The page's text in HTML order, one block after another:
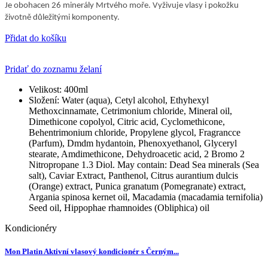
Je obohacen 26 minerály Mrtvého moře. Vyživuje vlasy i pokožku
životně důležitými komponenty.
Přidat do košíku
Pridať do zoznamu želaní
Velikost: 400ml
Složení: Water (aqua), Cetyl alcohol, Ethyhexyl
Methoxcinnamate, Cetrimonium chloride, Mineral oil,
Dimethicone copolyol, Citric acid, Cyclomethicone,
Behentrimonium chloride, Propylene glycol, Fragrancce
(Parfum), Dmdm hydantoin, Phenoxyethanol, Glyceryl
stearate, Amdimethicone, Dehydroacetic acid, 2 Bromo 2
Nitropropane 1.3 Diol. May contain: Dead Sea minerals (Sea
salt), Caviar Extract, Panthenol, Citrus aurantium dulcis
(Orange) extract, Punica granatum (Pomegranate) extract,
Argania spinosa kernet oil, Macadamia (macadamia ternifolia)
Seed oil, Hippophae rhamnoides (Obliphica) oil
Kondicionéry
Mon Platin Aktivní vlasový kondicionér s Černým...